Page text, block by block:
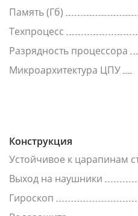
Память (Гб)
Техпроцесс
Разрядность процессора
Микроархитектура ЦПУ
Конструкция
Устойчивое к царапинам
Выход на наушники
Гироскоп